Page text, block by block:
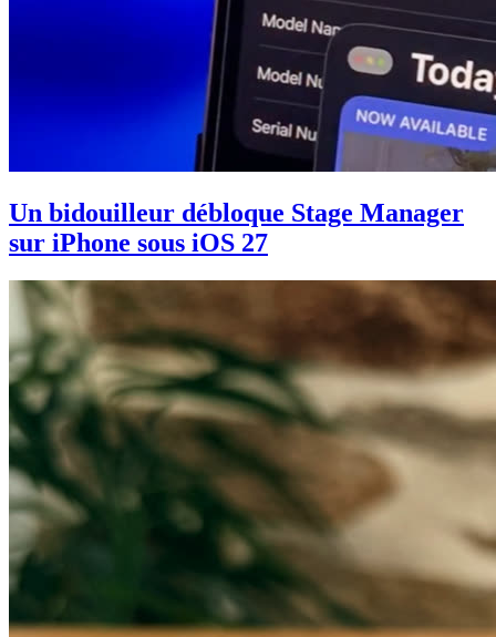
Un bidouilleur débloque Stage Manager
sur iPhone sous iOS 27